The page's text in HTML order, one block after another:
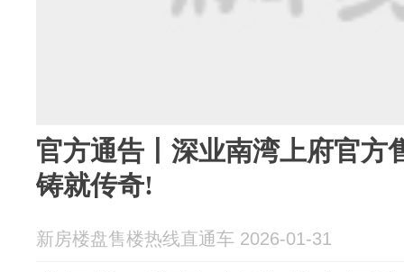
官方通告丨深业南湾上府官方
铸就传奇!
新房楼盘售楼热线直通车 2026-01-31